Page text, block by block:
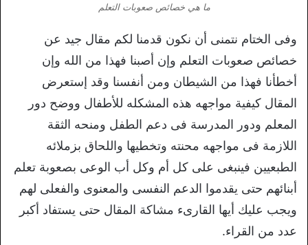
ما هي خصائص صعوبات التعلم
وفى الختام نتمنى أن نكون قدمنا لكم مقال جيد عن
خصائص صعوبات التعلم وإن أصبنا فهذا من الله وإن
أخطأنا فهذا من الشيطان ومن أنفسنا وقد إستعرض
المقال كيفية مواجهه هذه المشكله للأطفال ووضح دور
المعلم ودور المدرسة فى دعم الطفل ومنحه الثقة
اللازمة فى مواجهه محنته وتخطيها واللحاق بزملائه
الطبعيين فينبغى على كل أم وكل أب الوعى بصعوبة تعلم
أبنائهم حتى يقدموا الدعم النفسى والمعنوى والفعلى لهم
ويجب عليك أيها القارىء مشاكة المقال حتى يستفاد أكبر
عدد من القراء.